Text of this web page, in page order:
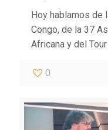
Hoy hablamos de
Congo, de la 37
Africana y del
0